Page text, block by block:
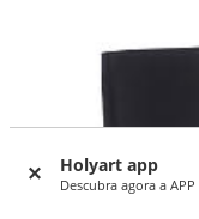
Holyart app
Descubra agora a